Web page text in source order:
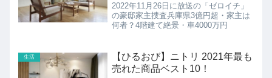
2022年11月26日に放送の「ゼロイチ」
の豪邸家主捜査兵庫県3億円超・家主は
何者？4階建て絶景・車4000万円
生活
【ひるおび】ニトリ 2021年最も
売れた商品ベスト10！